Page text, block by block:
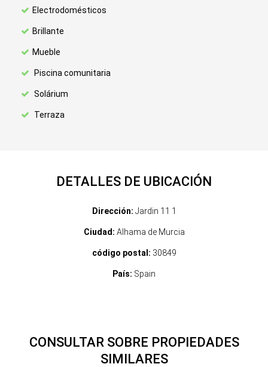
Electrodomésticos
Brillante
Mueble
Piscina comunitaria
Solárium
Terraza
DETALLES DE UBICACIÓN
Dirección: Jardin 11 1
Ciudad: Alhama de Murcia
código postal: 30849
País: Spain
CONSULTAR SOBRE PROPIEDADES
SIMILARES